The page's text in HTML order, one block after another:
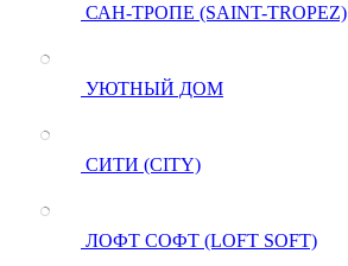
САН-ТРОПЕ (SAINT-TROPEZ)
УЮТНЫЙ ДОМ
СИТИ (CITY)
ЛОФТ СОФТ (LOFT SOFT)